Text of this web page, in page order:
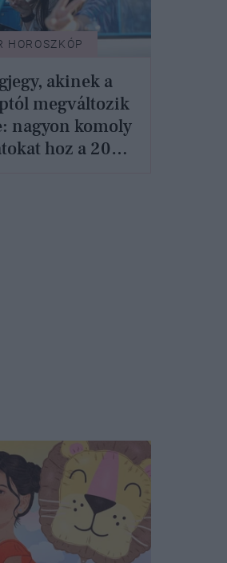
HOROSZKÓP
akinek a
megváltozik
nagyon komoly
hoz a 2025-